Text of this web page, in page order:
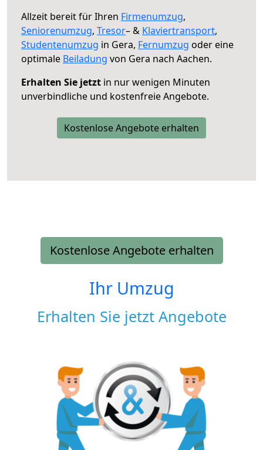
Allzeit bereit für Ihren Firmenumzug,
Seniorenumzug, Tresor– & Klaviertransport,
Studentenumzug in Gera, Fernumzug oder eine
optimale Beiladung von Gera nach Aachen.
Erhalten Sie jetzt in nur wenigen Minuten
unverbindliche und kostenfreie Angebote.
Kostenlose Angebote erhalten
Kostenlose Angebote erhalten
Ihr Umzug
Erhalten Sie jetzt Angebote